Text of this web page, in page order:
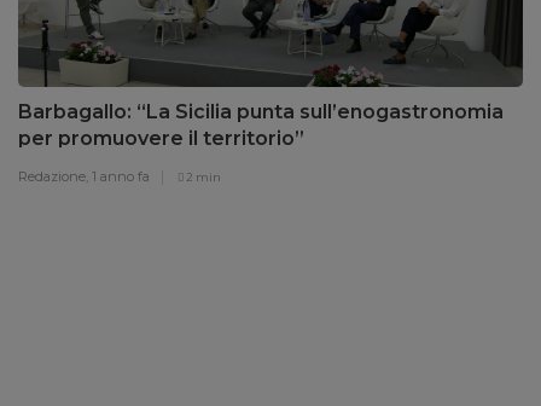
Barbagallo: “La Sicilia punta sull’enogastronomia
per promuovere il territorio”
Redazione, 1 anno fa 2 min